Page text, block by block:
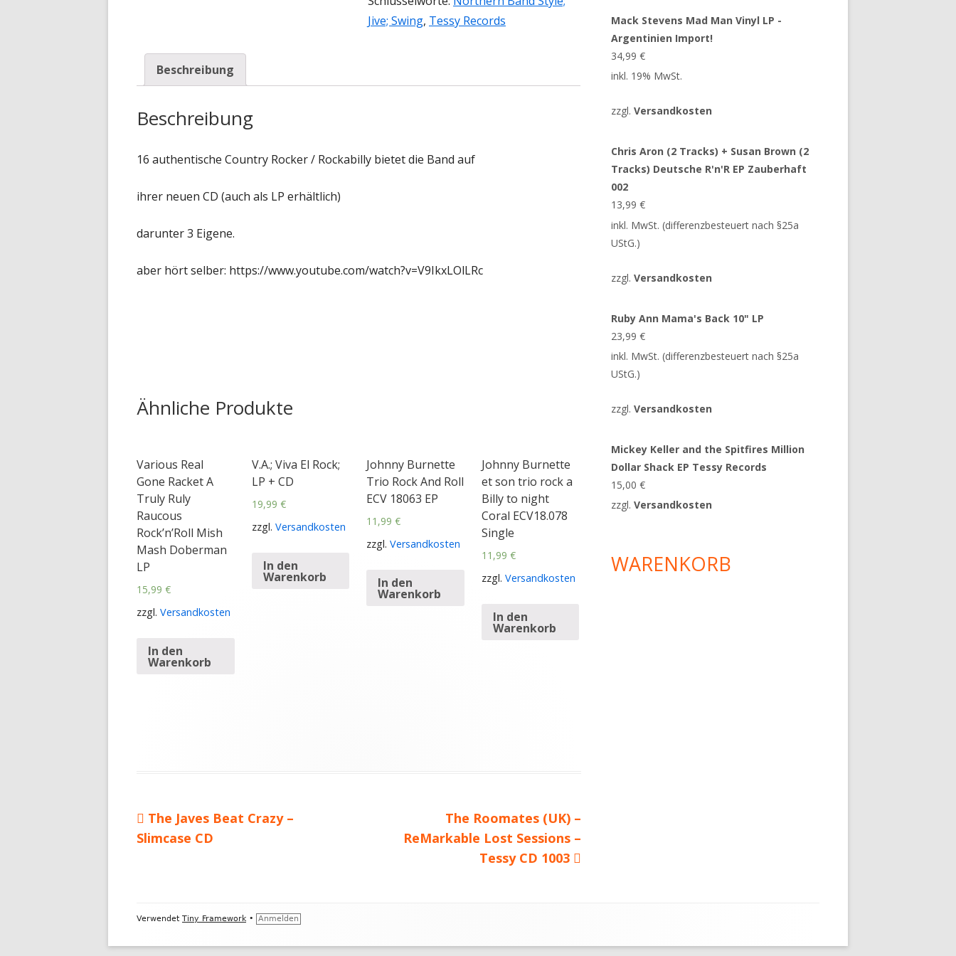
Jive; Swing, Tessy Records
Beschreibung
Beschreibung
16 authentische Country Rocker / Rockabilly bietet die Band auf
ihrer neuen CD (auch als LP erhältlich)
darunter 3 Eigene.
aber hört selber: https://www.youtube.com/watch?v=V9IkxLOlLRc
Ähnliche Produkte
Various Real
Gone Racket A
Truly Ruly
Raucous
Rock’n’Roll Mish
Mash Doberman
LP
15,99 €
zzgl. Versandkosten
In den
Warenkorb
V.A.; Viva El Rock;
LP + CD
19,99 €
zzgl. Versandkosten
In den
Warenkorb
Johnny Burnette
Trio Rock And Roll
ECV 18063 EP
11,99€
zzgl.Versandkosten
In den
Warenkorb
Johnny Burnette
et son trio rock a
Billy to night
Coral ECV18.078
Single
11,99 €
zzgl. Versandkosten
In den
Warenkorb
Beitragsnavigation
Vorheriger
Beitrag:
The Javes Beat Crazy –
Slimcase CD
Nächster
Beitrag
The Roomates (UK) –
ReMarkable Lost Sessions –
Tessy CD 1003
Mack Stevens Mad Man Vinyl LP -
Argentinien Import!
34,99€
inkl. 19% MwSt.
zzgl.Versandkosten
Chris Aron (2 Tracks) + Susan Brown (2
Tracks) Deutsche R'n'R EP Zauberhaft
002
13,99€
inkl. MwSt. (differenzbesteuert nach §25a
UStG.)
zzgl.Versandkosten
Ruby Ann Mama's Back 10" LP
23,99€
inkl. MwSt. (differenzbesteuert nach §25a
UStG.)
zzgl.Versandkosten
Mickey Keller and the Spitfires Million
Dollar Shack EP Tessy Records
15,00€
zzgl.Versandkosten
WARENKORB
Footer
Verwendet Tiny Framework • Anmelden